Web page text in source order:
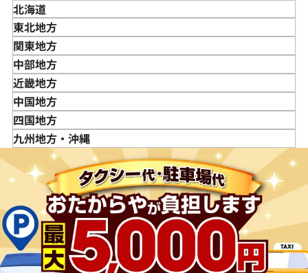
北海道
東北地方
青森県
岩手県
宮城県
秋田県
山形県
福島県
関東地方
東京都
神奈川県
埼玉県
千葉県
茨城県
栃木県
群馬県
中部地方
新潟県
富山県
石川県
山梨県
長野県
岐阜県
静岡県
愛知県
近畿地方
三重県
滋賀県
京都府
兵庫県
奈良県
和歌山県
中国地方
鳥取県
島根県
広島県
山口県
四国地方
徳島県
愛媛県
九州地方・沖縄
佐賀県
長崎県
熊本県
大分県
宮崎県
鹿児島県